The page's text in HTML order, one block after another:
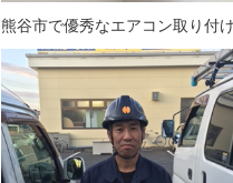
熊谷市で優秀なエアコン取り付